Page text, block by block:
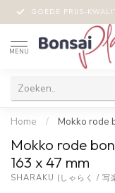
GOEDE PRIJS-
MENU
Home / Mokko rode
Mokko rode
163 x 47 mm
SHARAKU (しゃらく / 写